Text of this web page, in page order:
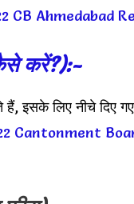
CB Ahmedabad
करें?):-
इसके लिए नीचे दिए
Cantonment